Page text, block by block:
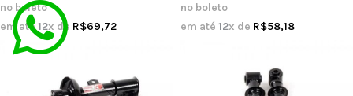
no boleto
em até12x de R$69,72
no boleto
em até 12x de R$58,18